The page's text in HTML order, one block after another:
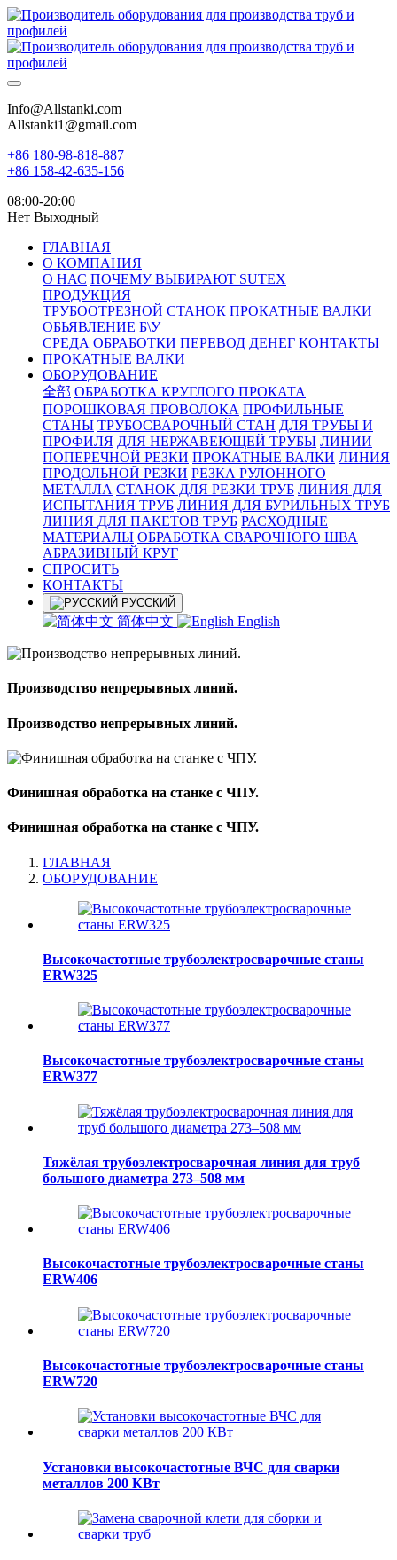
Info@Allstanki.com
Allstanki1@gmail.com
+86 180-98-818-887
+86 158-42-635-156
08:00-20:00
Нет Выходный
ГЛАВНАЯ
О КОМПАНИЯ
О НАС ПОЧЕМУ ВЫБИРАЮТ SUTEX
ПРОДУКЦИЯ
ТРУБООТРЕЗНОЙ СТАНОК ПРОКАТНЫЕ ВАЛКИ
ОБЬЯВЛЕНИЕ Б\У
СРЕДА ОБРАБОТКИ ПЕРЕВОД ДЕНЕГ КОНТАКТЫ
ПРОКАТНЫЕ ВАЛКИ
ОБОРУДОВАНИЕ
全部 ОБРАБОТКА КРУГЛОГО ПРОКАТА
ПОРОШКОВАЯ ПРОВОЛОКА ПРОФИЛЬНЫЕ
СТАНЫ ТРУБОСВАРОЧНЫЙ СТАН ДЛЯ ТРУБЫ И
ПРОФИЛЯ ДЛЯ НЕРЖАВЕЮЩЕЙ ТРУБЫ ЛИНИИ
ПОПЕРЕЧНОЙ РЕЗКИ ПРОКАТНЫЕ ВАЛКИ ЛИНИЯ
ПРОДОЛЬНОЙ РЕЗКИ РЕЗКА РУЛОННОГО
МЕТАЛЛА СТАНОК ДЛЯ РЕЗКИ ТРУБ ЛИНИЯ ДЛЯ
ИСПЫТАНИЯ ТРУБ ЛИНИЯ ДЛЯ БУРИЛЬНЫХ ТРУБ
ЛИНИЯ ДЛЯ ПАКЕТОВ ТРУБ РАСХОДНЫЕ
МАТЕРИАЛЫ OБРАБОТКА СВАРОЧНОГО ШВА
АБРАЗИВНЫЙ КРУГ
СПРОСИТЬ
КОНТАКТЫ
РУССКИЙ
简体中文 English
Производство непрерывных линий.
Производство непрерывных линий.
Финишная обработка на станке с ЧПУ.
Финишная обработка на станке с ЧПУ.
ГЛАВНАЯ
ОБОРУДОВАНИЕ
Высокочастотные трубоэлектросварочные станы
ERW325
Высокочастотные трубоэлектросварочные станы
ERW377
Тяжёлая трубоэлектросварочная линия для труб
большого диаметра 273–508 мм
Высокочастотные трубоэлектросварочные станы
ERW406
Высокочастотные трубоэлектросварочные станы
ERW720
Установки высокочастотные ВЧС для сварки
металлов 200 КВт